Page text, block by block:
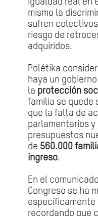
mismo la
sufren colectivos
riesgo de
adquiridos.
Polétika
haya un
la protección
familia se quede
que la falta de
parlamentarios y
presupuestos
de 560.000
ingreso.
En el
Congreso se ha
específicamente
recordando que